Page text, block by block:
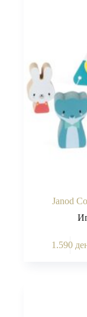
Janod
1.590